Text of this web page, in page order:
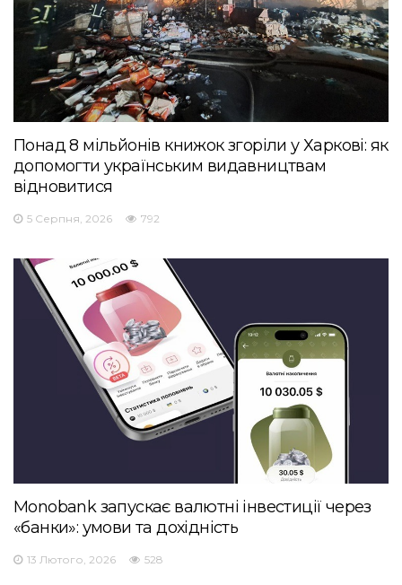
Понад 8 мільйонів книжок згоріли у Харкові: як
допомогти українським видавництвам
відновитися
5 Серпня, 2026 792
Monobank запускає валютні інвестиції через
«банки»: умови та дохідність
13 Лютого, 2026 528